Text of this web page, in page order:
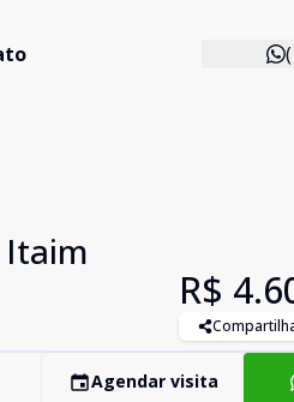
Itaim
R$
Agendar visita